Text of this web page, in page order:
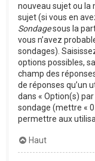
nouveau sujet ou la
sujet (si vous en
Sondagesous la
vous n’avez
sondages).
options possibles,
champ des
de réponses qu’un
dans « Option(s)
sondage (mettre «
permettre aux
Haut